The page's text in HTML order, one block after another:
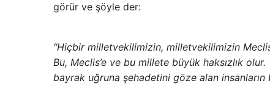
görür ve şöyle der:
“Hiçbir milletvekilimizin, milletvekilimizin
Bu, Meclis’e ve bu millete büyük haksızlık
bayrak uğruna şehadetini göze alan insanların